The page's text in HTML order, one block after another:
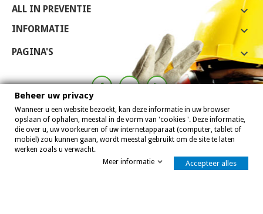
8,0
ALL IN PREVENTIE 
INFORMATIE 
PAGINA'S 
Allinpreventie 2007 - 2026
Beheer uw privacy
Wanneer u een website bezoekt, kan deze informatie in uw browser
opslaan of ophalen, meestal in de vorm van 'cookies '. Deze informatie,
die over u, uw voorkeuren of uw internetapparaat (computer, tablet of
mobiel) zou kunnen gaan, wordt meestal gebruikt om de site te laten
werken zoals u verwacht.
Meer informatie
Accepteer alles